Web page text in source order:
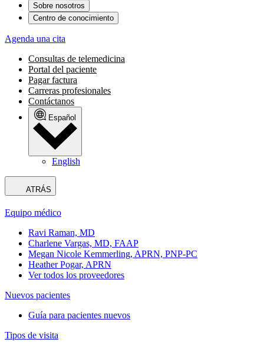
Sobre nosotros
Centro de conocimiento
Agenda una cita
Consultas de telemedicina
Portal del paciente
Pagar factura
Carreras profesionales
Contáctanos
Español
English
ATRÁS
Equipo médico
Ravi Raman, MD
Charlene Vargas, MD, FAAP
Megan Nicole Kemmerling, APRN, PNP-PC
Heather Pogar, APRN
Ver todos los proveedores
Nuevos pacientes
Guía para pacientes nuevos
Tipos de visita